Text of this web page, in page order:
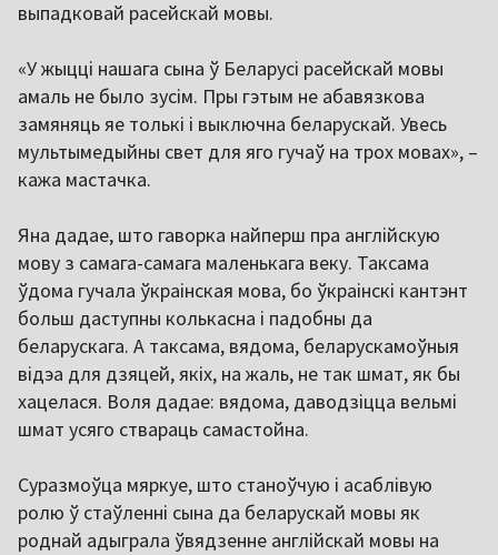
выпадковай расейскай мовы.
«У жыцці нашага сына ў Беларусі расейскай мовы
амаль не было зусім. Пры гэтым не абавязкова
замяняць яе толькі і выключна беларускай. Увесь
мультымедыйны свет для яго гучаў на трох мовах», –
кажа мастачка.
Яна дадае, што гаворка найперш пра англійскую
мову з самага-самага маленькага веку. Таксама
ўдома гучала ўкраінская мова, бо ўкраінскі кантэнт
больш даступны колькасна і падобны да
беларускага. А таксама, вядома, беларускамоўныя
відэа для дзяцей, якіх, на жаль, не так шмат, як бы
хацелася. Воля дадае: вядома, даводзіцца вельмі
шмат усяго ствараць самастойна.
Суразмоўца мяркуе, што станоўчую і асаблівую
ролю ў стаўленні сына да беларускай мовы як
роднай адыграла ўвядзенне англійскай мовы на